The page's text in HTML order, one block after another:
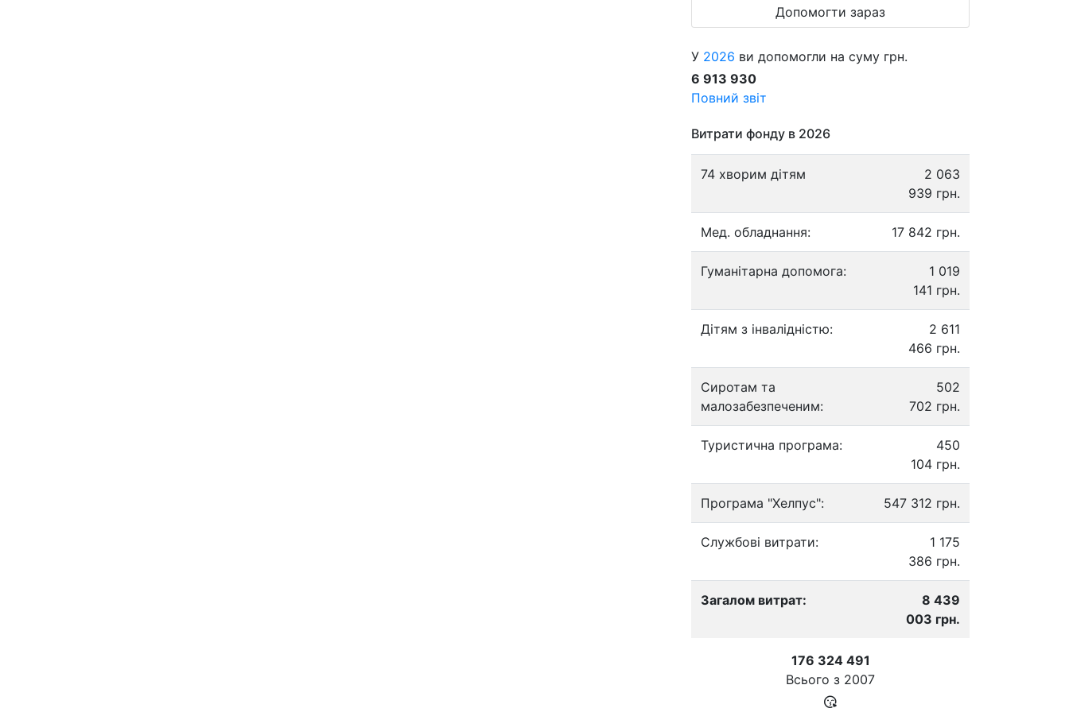
Допомогти зараз
У 2026 ви допомогли на суму грн.
6 913 930
Повний звіт
Витрати фонду в 2026
74 хворим дітям
2 063
939 грн.
Мед. обладнання: 17 842 грн.
Гуманітарна допомога:
1 019
141 грн.
Дітям з інвалідністю:
2 611
466 грн.
Сиротам та
малозабезпеченим:
502
702 грн.
Туристична програма:
450
104 грн.
Програма "Хелпус": 547 312 грн.
Службові витрати:
1 175
386 грн.
Загалом витрат:
8 439
003 грн.
176 324 491
Всього з 2007